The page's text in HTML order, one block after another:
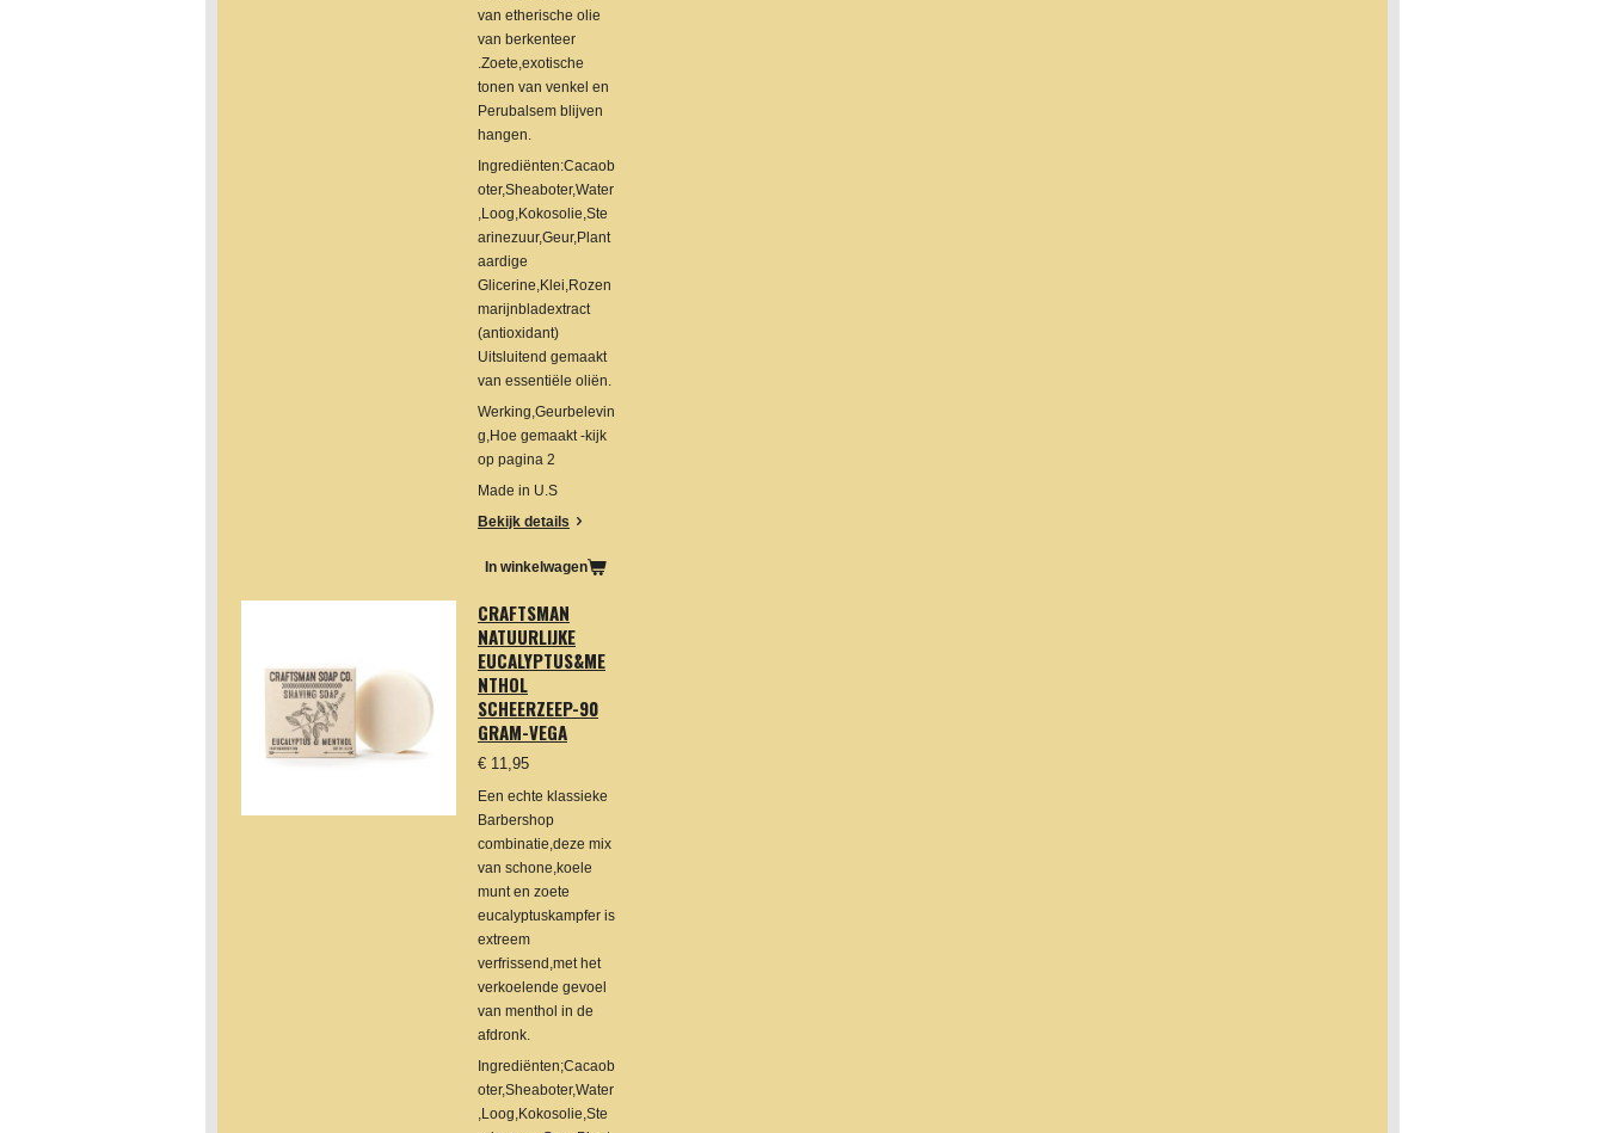
van etherische olie
van berkenteer
.Zoete,exotische
tonen van venkel en
Perubalsem blijven
hangen.
Ingrediënten:Cacaob
oter,Sheaboter,Water
,Loog,Kokosolie,Ste
arinezuur,Geur,Plant
aardige
Glicerine,Klei,Rozen
marijnbladextract
(antioxidant)
Uitsluitend gemaakt
van essentiële oliën.
Werking,Geurbelevin
g,Hoe gemaakt -kijk
op pagina 2
Made in U.S
Bekijk details
In winkelwagen
CRAFTSMAN
NATUURLIJKE
EUCALYPTUS&ME
NTHOL
SCHEERZEEP-90
GRAM-VEGA
€ 11,95
Een echte klassieke
Barbershop
combinatie,deze mix
van schone,koele
munt en zoete
eucalyptuskampfer is
extreem
verfrissend,met het
verkoelende gevoel
van menthol in de
afdronk.
Ingrediënten;Cacaob
oter,Sheaboter,Water
,Loog,Kokosolie,Ste